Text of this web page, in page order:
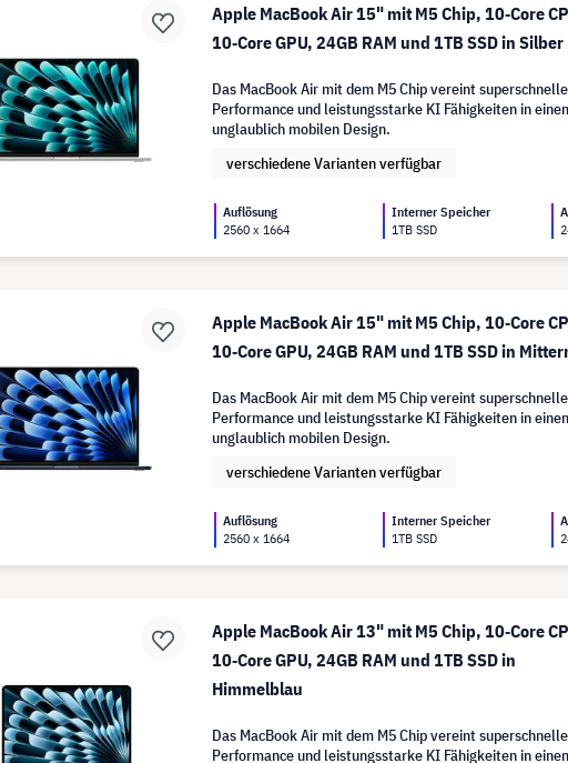
Apple MacBook Air 15" mit M5 Chip, 10‑Core
10‑Core GPU, 24GB RAM und 1TB SSD in Silber
Das MacBook Air mit dem M5 Chip vereint superschnelle
Performance und leistungsstarke KI Fähigkeiten in
unglaublich mobilen Design.
verschiedene Varianten verfügbar
Auflösung
2560 x 1664
Interner Speicher
1TB SSD
Apple MacBook Air 15" mit M5 Chip, 10‑Core
10‑Core GPU, 24GB RAM und 1TB SSD in
Das MacBook Air mit dem M5 Chip vereint superschnelle
Performance und leistungsstarke KI Fähigkeiten in
unglaublich mobilen Design.
verschiedene Varianten verfügbar
Auflösung
2560 x 1664
Interner Speicher
1TB SSD
Apple MacBook Air 13" mit M5 Chip, 10‑Core
10‑Core GPU, 24GB RAM und 1TB SSD in
Himmelblau
Das MacBook Air mit dem M5 Chip vereint superschnelle
Performance und leistungsstarke KI Fähigkeiten in